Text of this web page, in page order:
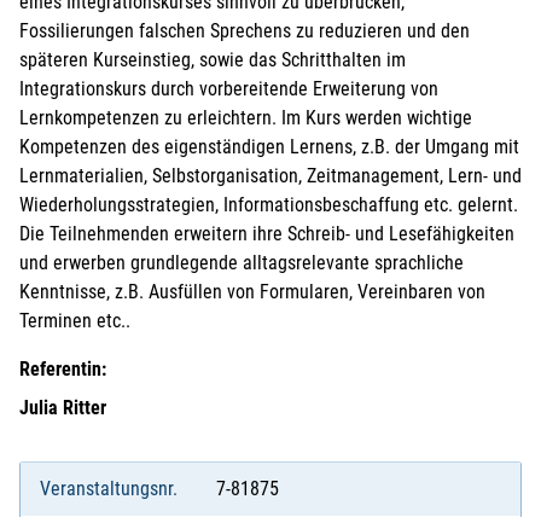
Fossilierungen falschen Sprechens zu reduzieren und den
späteren Kurseinstieg, sowie das Schritthalten im
Integrationskurs durch vorbereitende Erweiterung von
Lernkompetenzen zu erleichtern. Im Kurs werden wichtige
Kompetenzen des eigenständigen Lernens, z.B. der Umgang mit
Lernmaterialien, Selbstorganisation, Zeitmanagement, Lern- und
Wiederholungsstrategien, Informationsbeschaffung etc. gelernt.
Die Teilnehmenden erweitern ihre Schreib- und Lesefähigkeiten
und erwerben grundlegende alltagsrelevante sprachliche
Kenntnisse, z.B. Ausfüllen von Formularen, Vereinbaren von
Terminen etc..
Referentin:
Julia Ritter
Veranstaltungsnr. 7-81875